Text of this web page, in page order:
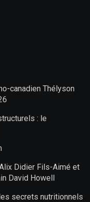
canadien Thélyson
: le
Didier Fils-Aimé et
David Howell
secrets nutritionnels